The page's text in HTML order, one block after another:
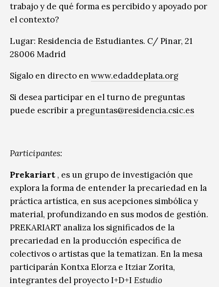
trabajo y de qué forma es percibido y apoyado por
el contexto?
Lugar: Residencia de Estudiantes. C/ Pinar, 21
28006 Madrid
Sígalo en directo en www.edaddeplata.org
Si desea participar en el turno de preguntas
puede escribir a preguntas@residencia.csic.es
Participantes:
Prekariart , es un grupo de investigación que
explora la forma de entender la precariedad en la
práctica artística, en sus acepciones simbólica y
material, profundizando en sus modos de gestión.
PREKARIART analiza los significados de la
precariedad en la producción específica de
colectivos o artistas que la tematizan. En la mesa
participarán Kontxa Elorza e Itziar Zorita,
integrantes del proyecto I+D+I Estudio